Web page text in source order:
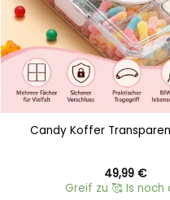
Candy Koffer
49,99 €
Greif zu 🥰 Is noch